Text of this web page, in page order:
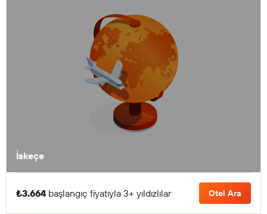
İskeçe
₺3.664 başlangıç fiyatıyla 3+ yıldızlılar Otel Ara